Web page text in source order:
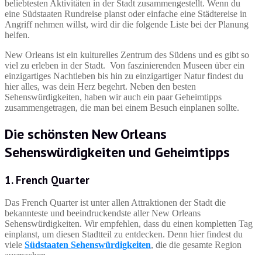
beliebtesten Aktivitäten in der Stadt zusammengestellt. Wenn du
eine Südstaaten Rundreise planst oder einfache eine Städtereise in
Angriff nehmen willst, wird dir die folgende Liste bei der Planung
helfen.
New Orleans ist ein kulturelles Zentrum des Südens und es gibt so
viel zu erleben in der Stadt. Von faszinierenden Museen über ein
einzigartiges Nachtleben bis hin zu einzigartiger Natur findest du
hier alles, was dein Herz begehrt. Neben den besten
Sehenswürdigkeiten, haben wir auch ein paar Geheimtipps
zusammengetragen, die man bei einem Besuch einplanen sollte.
Die schönsten New Orleans
Sehenswürdigkeiten und Geheimtipps
1. French Quarter
Das French Quarter ist unter allen Attraktionen der Stadt die
bekannteste und beeindruckendste aller New Orleans
Sehenswürdigkeiten. Wir empfehlen, dass du einen kompletten Tag
einplanst, um diesen Stadtteil zu entdecken. Denn hier findest du
viele Südstaaten Sehenswürdigkeiten, die die gesamte Region